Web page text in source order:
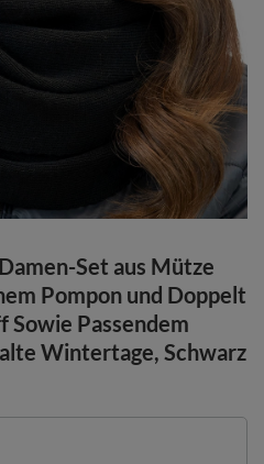
Set aus Mütze
Pompon und Doppelt
Passendem
Wintertage, Schwarz